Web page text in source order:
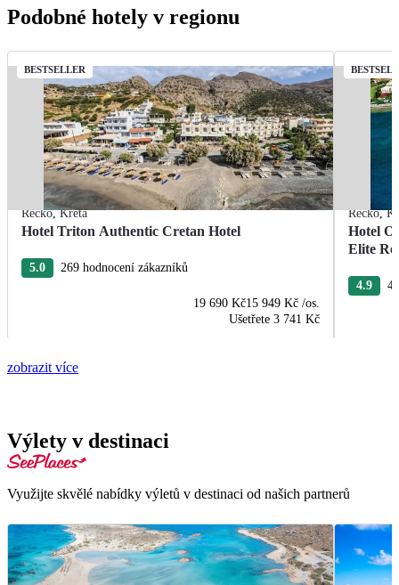
Podobné hotely v regionu
BESTSELLER
Řecko,Kréta
Hotel Triton Authentic Cretan Hotel
5.0 269 hodnocení zákazníků
19 690 Kč15 949 Kč /os.
Ušetřete 3 741 Kč
Řecko,
Hotel
Elite
4.9
zobrazit více
Výlety v destinaci
Využijte skvělé nabídky výletů v destinaci od našich partnerů